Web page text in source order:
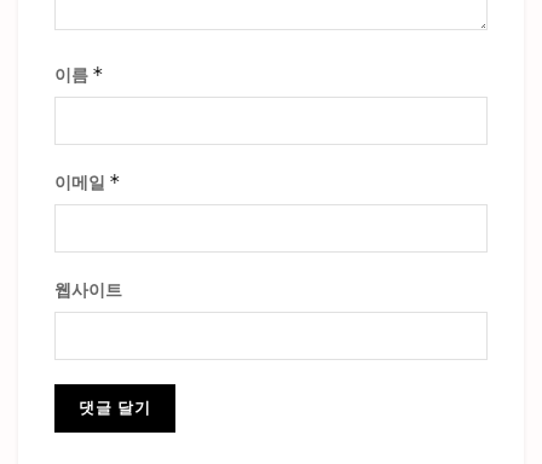
이름 *
이메일 *
웹사이트